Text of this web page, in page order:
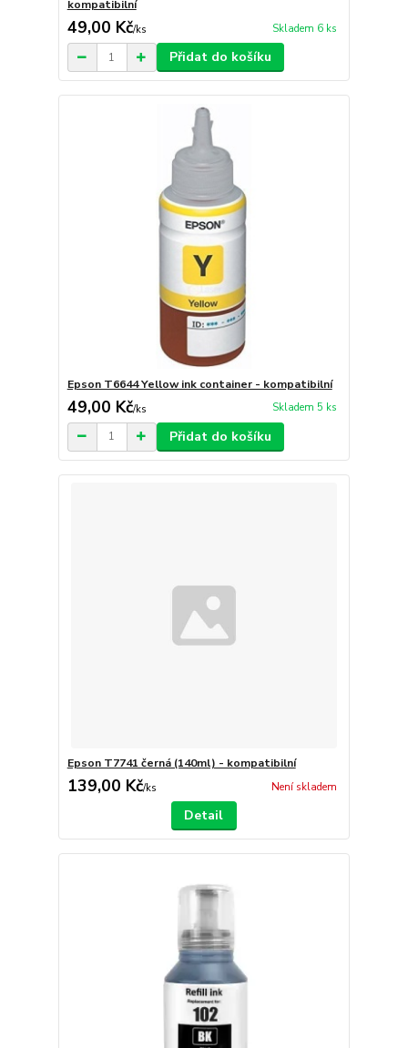
kompatibilní
49,00 Kč/ks Skladem 6 ks
Přidat do košíku
Epson T6644 Yellow ink container - kompatibilní
49,00 Kč/ks Skladem 5 ks
Přidat do košíku
Epson T7741 černá (140ml) - kompatibilní
139,00 Kč/ks Není skladem
Detail